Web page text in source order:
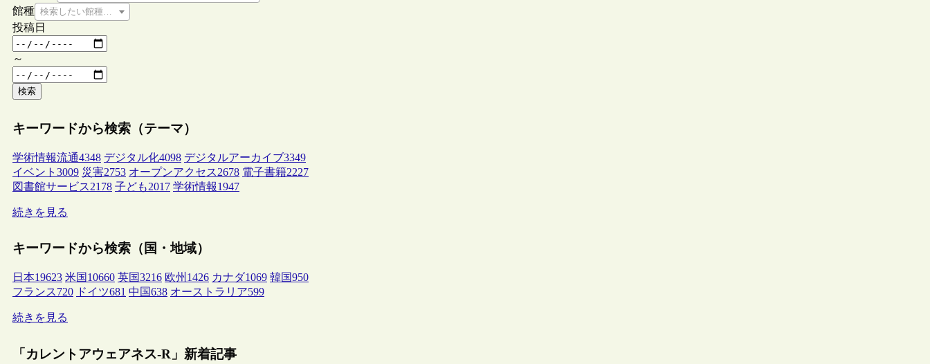
館種 検索したい館種を選択してください
投稿日
～
検索
キーワードから検索（テーマ）
学術情報流通4348 デジタル化4098 デジタルアーカイブ3349
イベント 3009 災害2753 オープンアクセス2678 電子書籍2227
図書館サービス2178 子ども2017 学術情報1947
続きを見る
キーワードから検索（国・地域）
日本19623 米国 10660 英国3216 欧州 1426 カナダ1069 韓国950
フランス720 ドイツ681 中国638 オーストラリア599
続きを見る
「カレントアウェアネス-R」新着記事